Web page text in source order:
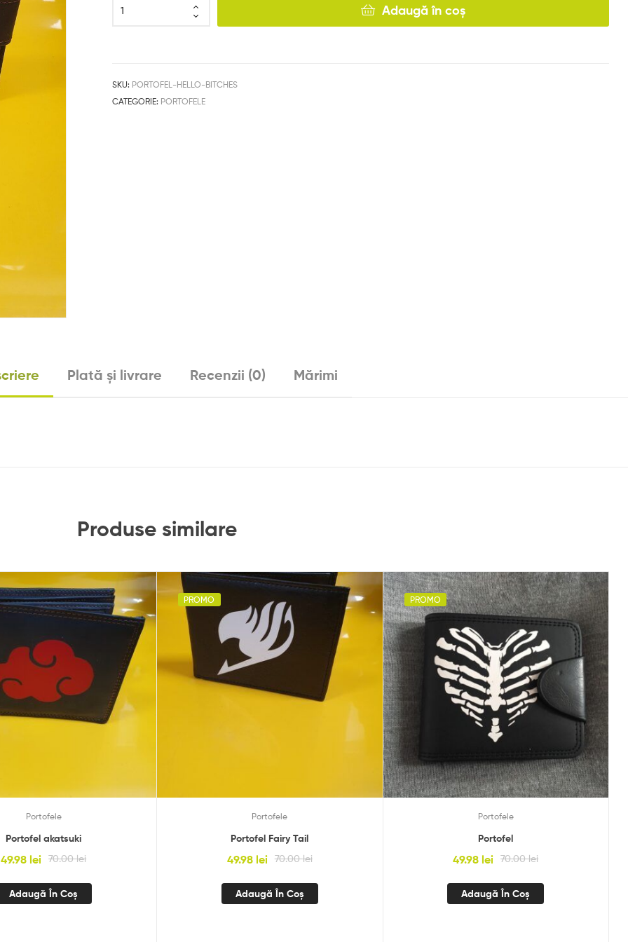
Adaugă în coș
SKU: PORTOFEL-HELLO-BITCHES
CATEGORIE: PORTOFELE
Plată și livrare Recenzii (0) Mărimi
Produse similare
Portofele
Portofel akatsuki
70.00lei
49.98 lei
Adaugă În Coș
PROMO
Portofele
Portofel Fairy Tail
70.00lei
49.98 lei
Adaugă În Coș
PROMO
Portofele
Portofel
70.00lei
49.98 lei
Adaugă În Coș